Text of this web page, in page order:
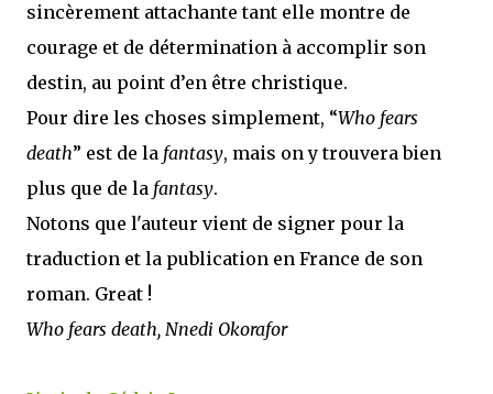
sincèrement attachante tant elle montre de
courage et de détermination à accomplir son
destin, au point d’en être christique.
Pour dire les choses simplement, “Who fears
death” est de la fantasy, mais on y trouvera bien
plus que de la fantasy.
Notons que l'auteur vient de signer pour la
traduction et la publication en France de son
roman. Great !
Who fears death, Nnedi Okorafor